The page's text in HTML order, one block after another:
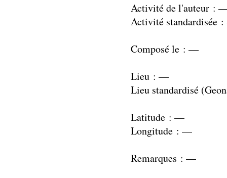
Activité de l'auteur :
Activité standardisée
Composé le : —
Lieu : —
Lieu standardisé
Latitude : —
Longitude : —
Remarques : —